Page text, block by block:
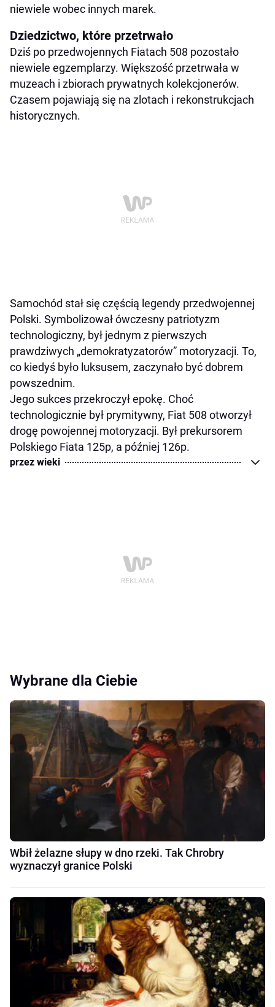
niewiele wobec innych marek.
Dziedzictwo, które przetrwało
Dziś po przedwojennych Fiatach 508 pozostało
niewiele egzemplarzy. Większość przetrwała w
muzeach i zbiorach prywatnych kolekcjonerów.
Czasem pojawiają się na zlotach i rekonstrukcjach
historycznych.
Samochód stał się częścią legendy przedwojennej
Polski. Symbolizował ówczesny patriotyzm
technologiczny, był jednym z pierwszych
prawdziwych „demokratyzatorów” motoryzacji. To,
co kiedyś było luksusem, zaczynało być dobrem
powszednim.
Jego sukces przekroczył epokę. Choć
technologicznie był prymitywny, Fiat 508 otworzył
drogę powojennej motoryzacji. Był prekursorem
Polskiego Fiata 125p, a później 126p.
przez wieki
Wybrane dla Ciebie
Wbił żelazne słupy w dno rzeki. Tak Chrobry
wyznaczył granice Polski